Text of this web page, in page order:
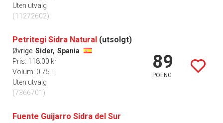
Uten utvalg
(11272602)
Petritegi Sidra Natural (utsolgt)
Øvrige Sider, Spania
Pris: 118.00 kr
Volum: 0.75 l
Uten utvalg
(7366701)
89
POENG
Fuente Guijarro Sidra del Sur